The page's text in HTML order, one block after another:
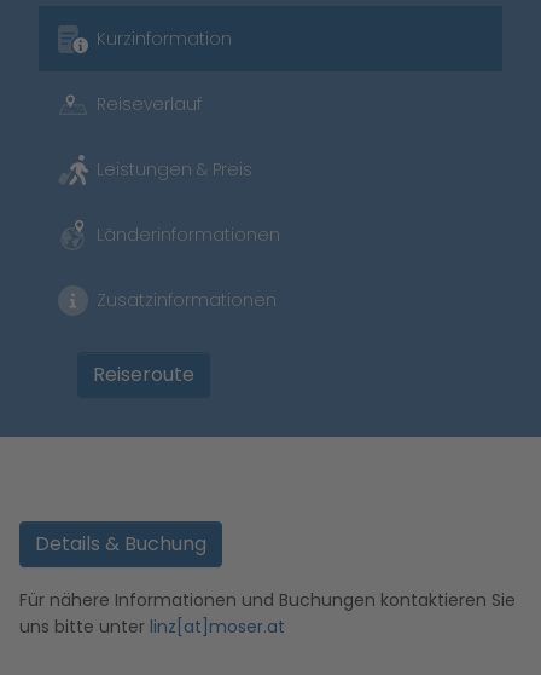
Kurzinformation
Reiseverlauf
Leistungen & Preis
Länderinformationen
Zusatzinformationen
Reiseroute
Details & Buchung
Für nähere Informationen und Buchungen kontaktieren Sie
uns bitte unter linz[at]moser.at